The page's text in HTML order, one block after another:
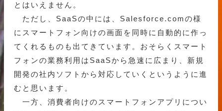
とはいえません。
ただし、SaaSの中には、Salesforce.comの様
にスマートフォン向けの画面を同時に自動的に作っ
てくれるものも出てきています。おそらくスマート
フォンの業務利用はSaaSから急速に広まり、新規
開発の社内ソフトから対応していくというように進
むと思います。
一方、消費者向けのスマートフォンアプリについ